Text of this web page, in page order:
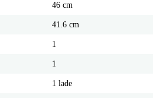
46 cm
41.6 cm
1
1
1 lade